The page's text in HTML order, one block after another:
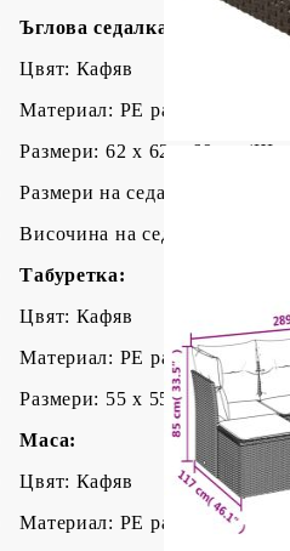
Ъглова седалка:
Цвят: Кафяв
Материал: PE ратан,
Размери: 62 x 62 x 69 см (Ш
Размери на седалката: 55 x
Височина на седалката от
Tабуретка:
Цвят: Кафяв
Материал: PE ратан,
Размери: 55 x 55 x 37 см (Ш
Маса:
Цвят: Кафяв
Материал: PE ратан,